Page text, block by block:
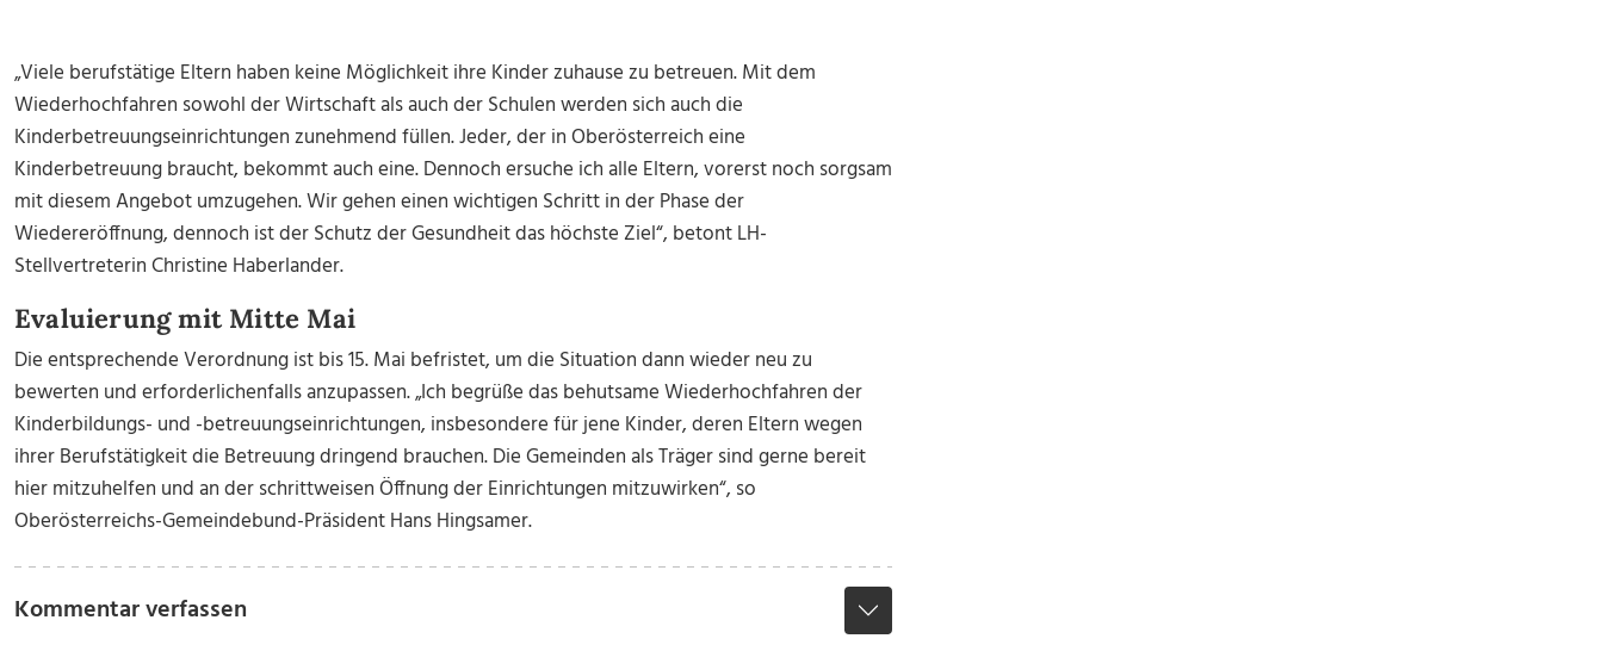
„Viele berufstätige Eltern haben keine Möglichkeit ihre Kinder zuhause zu betreuen. Mit dem
Wiederhochfahren sowohl der Wirtschaft als auch der Schulen werden sich auch die
Kinderbetreuungseinrichtungen zunehmend füllen. Jeder, der in Oberösterreich eine
Kinderbetreuung braucht, bekommt auch eine. Dennoch ersuche ich alle Eltern, vorerst noch sorgsam
mit diesem Angebot umzugehen. Wir gehen einen wichtigen Schritt in der Phase der
Wiedereröffnung, dennoch ist der Schutz der Gesundheit das höchste Ziel“, betont LH-
Stellvertreterin Christine Haberlander.
Evaluierung mit Mitte Mai
Die entsprechende Verordnung ist bis 15. Mai befristet, um die Situation dann wieder neu zu
bewerten und erforderlichenfalls anzupassen. „Ich begrüße das behutsame Wiederhochfahren der
Kinderbildungs- und -betreuungseinrichtungen, insbesondere für jene Kinder, deren Eltern wegen
ihrer Berufstätigkeit die Betreuung dringend brauchen. Die Gemeinden als Träger sind gerne bereit
hier mitzuhelfen und an der schrittweisen Öffnung der Einrichtungen mitzuwirken“, so
Oberösterreichs-Gemeindebund-Präsident Hans Hingsamer.
Kommentar verfassen